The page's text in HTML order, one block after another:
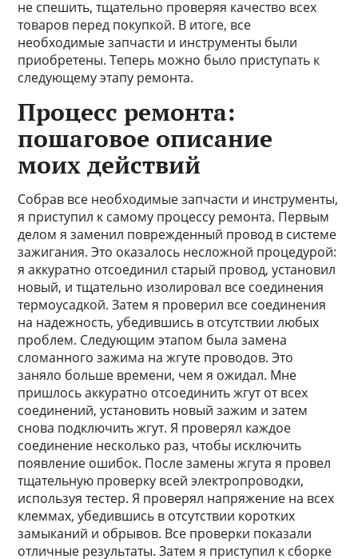
не спешить, тщательно проверяя качество всех
товаров перед покупкой. В итоге, все
необходимые запчасти и инструменты были
приобретены. Теперь можно было приступать к
следующему этапу ремонта.
Процесс ремонта:
пошаговое описание
моих действий
Собрав все необходимые запчасти и инструменты,
я приступил к самому процессу ремонта. Первым
делом я заменил поврежденный провод в системе
зажигания. Это оказалось несложной процедурой:
я аккуратно отсоединил старый провод, установил
новый, и тщательно изолировал все соединения
термоусадкой. Затем я проверил все соединения
на надежность, убедившись в отсутствии любых
проблем. Следующим этапом была замена
сломанного зажима на жгуте проводов. Это
заняло больше времени, чем я ожидал. Мне
пришлось аккуратно отсоединить жгут от всех
соединений, установить новый зажим и затем
снова подключить жгут. Я проверял каждое
соединение несколько раз, чтобы исключить
появление ошибок. После замены жгута я провел
тщательную проверку всей электропроводки,
используя тестер. Я проверял напряжение на всех
клеммах, убедившись в отсутствии коротких
замыканий и обрывов. Все проверки показали
отличные результаты. Затем я приступил к сборке